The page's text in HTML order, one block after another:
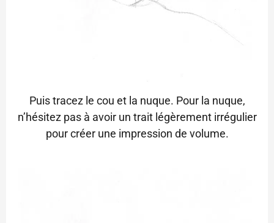
Puis tracez le cou et la nuque. Pour la nuque,
n’hésitez pas à avoir un trait légèrement irrégulier
pour créer une impression de volume.